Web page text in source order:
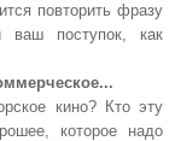
повторить фразу
ваш поступок, как
кино? Кто эту
которое надо